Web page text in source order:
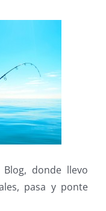
donde llevo
pasa y ponte